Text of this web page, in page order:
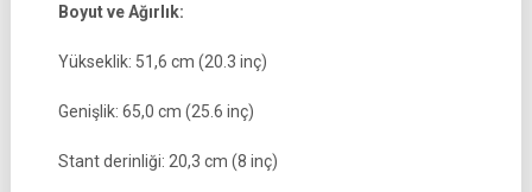
Boyut ve Ağırlık:
Yükseklik: 51,6 cm (20.3 inç)
Genişlik: 65,0 cm (25.6 inç)
Stant derinliği: 20,3 cm (8 inç)